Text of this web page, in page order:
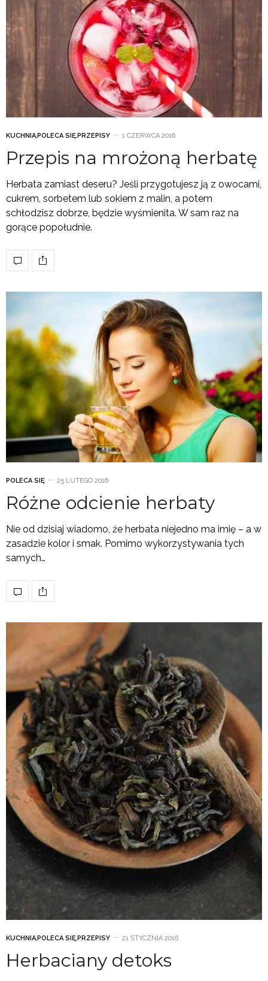
KUCHNIA,POLECA SIĘ,PRZEPISY 1 CZERWCA 2016
Przepis na mrożoną herbatę
Herbata zamiast deseru? Jeśli przygotujesz ją z owocami,
cukrem, sorbetem lub sokiem z malin, a potem
schłodzisz dobrze, będzie wyśmienita. W sam raz na
gorące popołudnie.
POLECA SIĘ 25 LUTEGO 2016
Różne odcienie herbaty
Nie od dzisiaj wiadomo, że herbata niejedno ma imię – a w
zasadzie kolor i smak. Pomimo wykorzystywania tych
samych…
KUCHNIA,POLECA SIĘ,PRZEPISY 21 STYCZNIA 2016
Herbaciany detoks